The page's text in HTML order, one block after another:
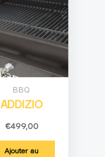
BBQ
ADDIZIO
€499,00
Ajouter au